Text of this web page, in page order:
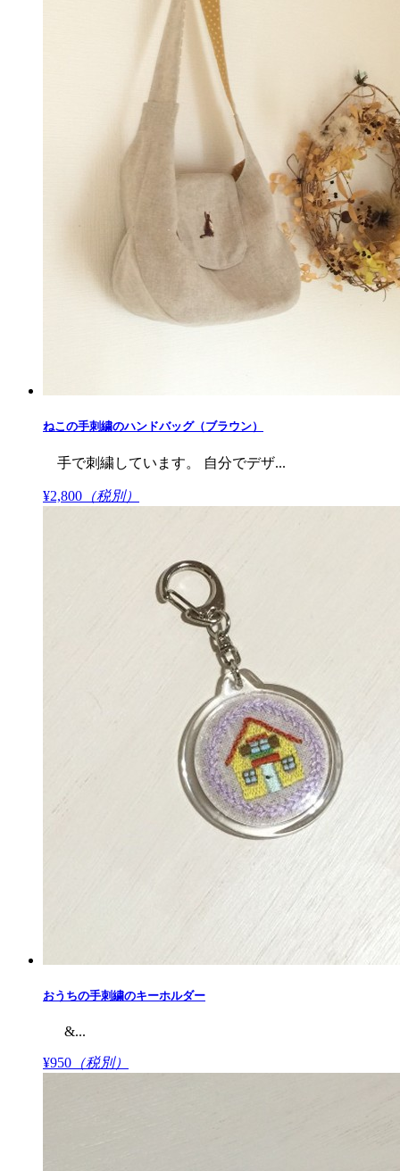
ねこの手刺繍のハンドバッグ（ブラウン）
手で刺繍しています。 自分でデザ...
¥2,800 （税別）
おうちの手刺繍のキーホルダー
&...
¥950 （税別）